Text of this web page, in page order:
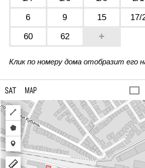
6
9 15 17/
60
62 +
Клик по номеру дома отобразит его
Draw
a
polyline
Draw
a
polygon
Draw
a